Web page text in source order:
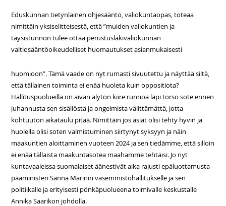
Eduskunnan tietynlainen ohjesääntö, valiokuntaopas, toteaa
nimittäin yksiselitteisestä, että ”muiden valiokuntien ja
täysistunnon tulee ottaa perustuslakivaliokunnan
valtiosääntöoikeudelliset huomautukset asianmukaisesti
huomioon”. Tämä vaade on nyt rumasti sivuutettu ja näyttää siltä,
että tällainen toiminta ei enää huoleta kuin oppositiota?
Hallituspuolueilla on aivan älytön kiire runnoa läpi torso sote ennen
juhannusta sen sisällöstä ja ongelmista välittämättä, jotta
kohtuuton aikataulu pitää. Nimittäin jos asiat olisi tehty hyvin ja
huolella olisi soten valmistuminen siirtynyt syksyyn ja näin
maakuntien aloittaminen vuoteen 2024 ja sen tiedämme, että silloin
ei enää tällaista maakuntasotea maahamme tehtäisi. Jo nyt
kuntavaaleissa suomalaiset äänestivät aika rajusti epäluottamusta
pääministeri Sanna Marinin vasemmistohallitukselle ja sen
politiikalle ja erityisesti pönkäpuolueena toimivalle keskustalle
Annika Saarikon johdolla.